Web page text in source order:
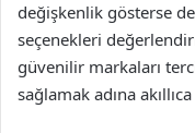
değişkenlik gösterse
seçenekleri
güvenilir markaları
sağlamak adına